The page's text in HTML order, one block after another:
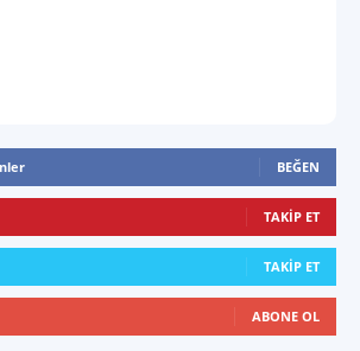
BEĞEN
TAKIP ET
TAKIP ET
ABONE OL